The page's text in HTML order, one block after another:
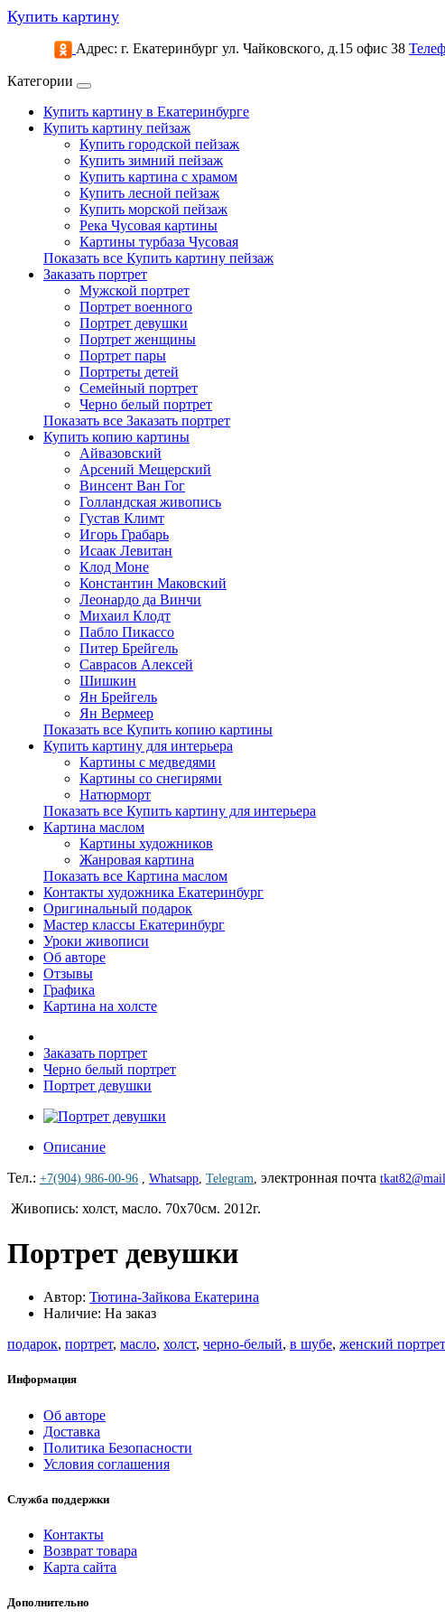
Купить картину
Адрес: г. Екатеринбург ул. Чайковского, д.15 офис 38
Категории
Купить картину в Екатеринбурге
Купить картину пейзаж
Купить городской пейзаж
Купить зимний пейзаж
Купить картина с храмом
Купить лесной пейзаж
Купить морской пейзаж
Река Чусовая картины
Картины турбаза Чусовая
Показать все Купить картину пейзаж
Заказать портрет
Мужской портрет
Портрет военного
Портрет девушки
Портрет женщины
Портрет пары
Портреты детей
Семейный портрет
Черно белый портрет
Показать все Заказать портрет
Купить копию картины
Айвазовский
Арсений Мещерский
Винсент Ван Гог
Голландская живопись
Густав Климт
Игорь Грабарь
Исаак Левитан
Клод Моне
Константин Маковский
Леонардо да Винчи
Михаил Клодт
Пабло Пикассо
Питер Брейгель
Саврасов Алексей
Шишкин
Ян Брейгель
Ян Вермеер
Показать все Купить копию картины
Купить картину для интерьера
Картины с медведями
Картины со снегирями
Натюрморт
Показать все Купить картину для интерьера
Картина маслом
Картины художников
Жанровая картина
Показать все Картина маслом
Контакты художника Екатеринбург
Оригинальный подарок
Мастер классы Екатеринбург
Уроки живописи
Об авторе
Отзывы
Графика
Картина на холсте
Заказать портрет
Черно белый портрет
Портрет девушки
Описание
Тел.: +7(904) 986-00-96 , Whatsapp, Telegram, электронная почта
Живопись: холст, масло. 70х70см. 2012г.
Портрет девушки
Автор: Тютина-Зайкова Екатерина
Наличие: На заказ
подарок, портрет, масло, холст, черно-белый, в шубе, женский портрет
Информация
Об авторе
Доставка
Политика Безопасности
Условия соглашения
Служба поддержки
Контакты
Возврат товара
Карта сайта
Дополнительно